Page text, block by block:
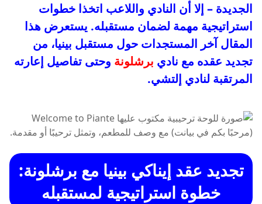
الجديدة – إلا أن النادي واللاعب اتخذا خطوات
استراتيجية مهمة لضمان مستقبله. يستعرض هذا
المقال آخر المستجدات حول مستقبل بينيا، من
تجديد عقده مع نادي برشلونة وحتى تفاصيل إعارته
المرتقبة لنادي إلتشي.
تجديد عقد إيناكي بينيا مع برشلونة:
خطوة استراتيجية لمستقبله